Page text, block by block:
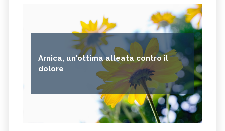
Arnica, un'ottima alleata contro il
dolore